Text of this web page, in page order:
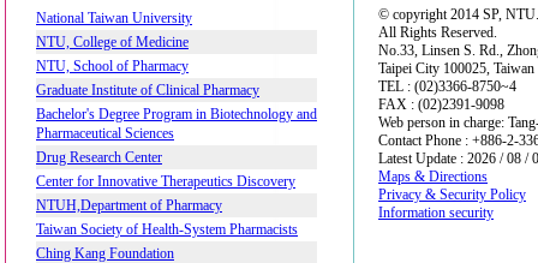
National Taiwan University
NTU, College of Medicine
NTU, School of Pharmacy
Graduate Institute of Clinical Pharmacy
Bachelor's Degree Program in Biotechnology and
Pharmaceutical Sciences
Drug Research Center
Center for Innovative Therapeutics Discovery
NTUH,Department of Pharmacy
Taiwan Society of Health-System Pharmacists
Ching Kang Foundation
© copyright 2014 SP, NTU.
All Rights Reserved.
No.33, Linsen S. Rd.,
Taipei City 100025,
TEL : (02)3366-8750~4
FAX : (02)2391-9098
Web person in charge:
Contact Phone : +886-2-
Latest Update : 2026 / 08 /
Maps & Directions
Privacy & Security Policy
Information security